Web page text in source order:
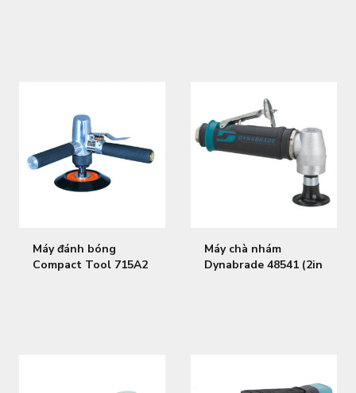
Máy đánh bóng
Compact Tool 715A2
Máy chà nhám
Dynabrade 48541 (2in